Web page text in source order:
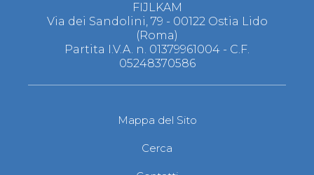
FIJLKAM
Via dei Sandolini, 79 - 00122 Ostia Lido
(Roma)
Partita I.V.A. n. 01379961004 - C.F.
05248370586
Mappa del Sito
Cerca